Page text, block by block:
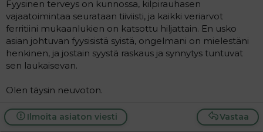
Fyysinen terveys on kunnossa, kilpirauhasen
vajaatoimintaa seurataan tiiviisti, ja kaikki veriarvot
ferritiini mukaanlukien on katsottu hiljattain. En usko
asian johtuvan fyysisistä syistä, ongelmani on mielestäni
henkinen, ja jostain syystä raskaus ja synnytys tuntuvat
sen laukaisevan.
Olen täysin neuvoton.
Vastaa
Ilmoita asiaton viesti